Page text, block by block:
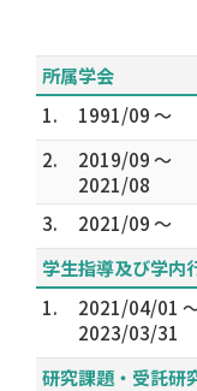
所属学会
1.
1991/09 ～
2.
2019/09 ～
2021/08
3. 2021/09 ～
学生指導及び学内
1.
2021/04/01
2023/03/31
研究課題・受託研